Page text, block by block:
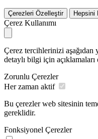
Çerezleri Özelleştir Hepsini
Çerez Kullanımı
Çerez tercihlerinizi
detaylı bilgi için
Zorunlu Çerezler
Her zaman aktif
Bu çerezler web sitesinin
gereklidir.
Fonksiyonel Çerezler